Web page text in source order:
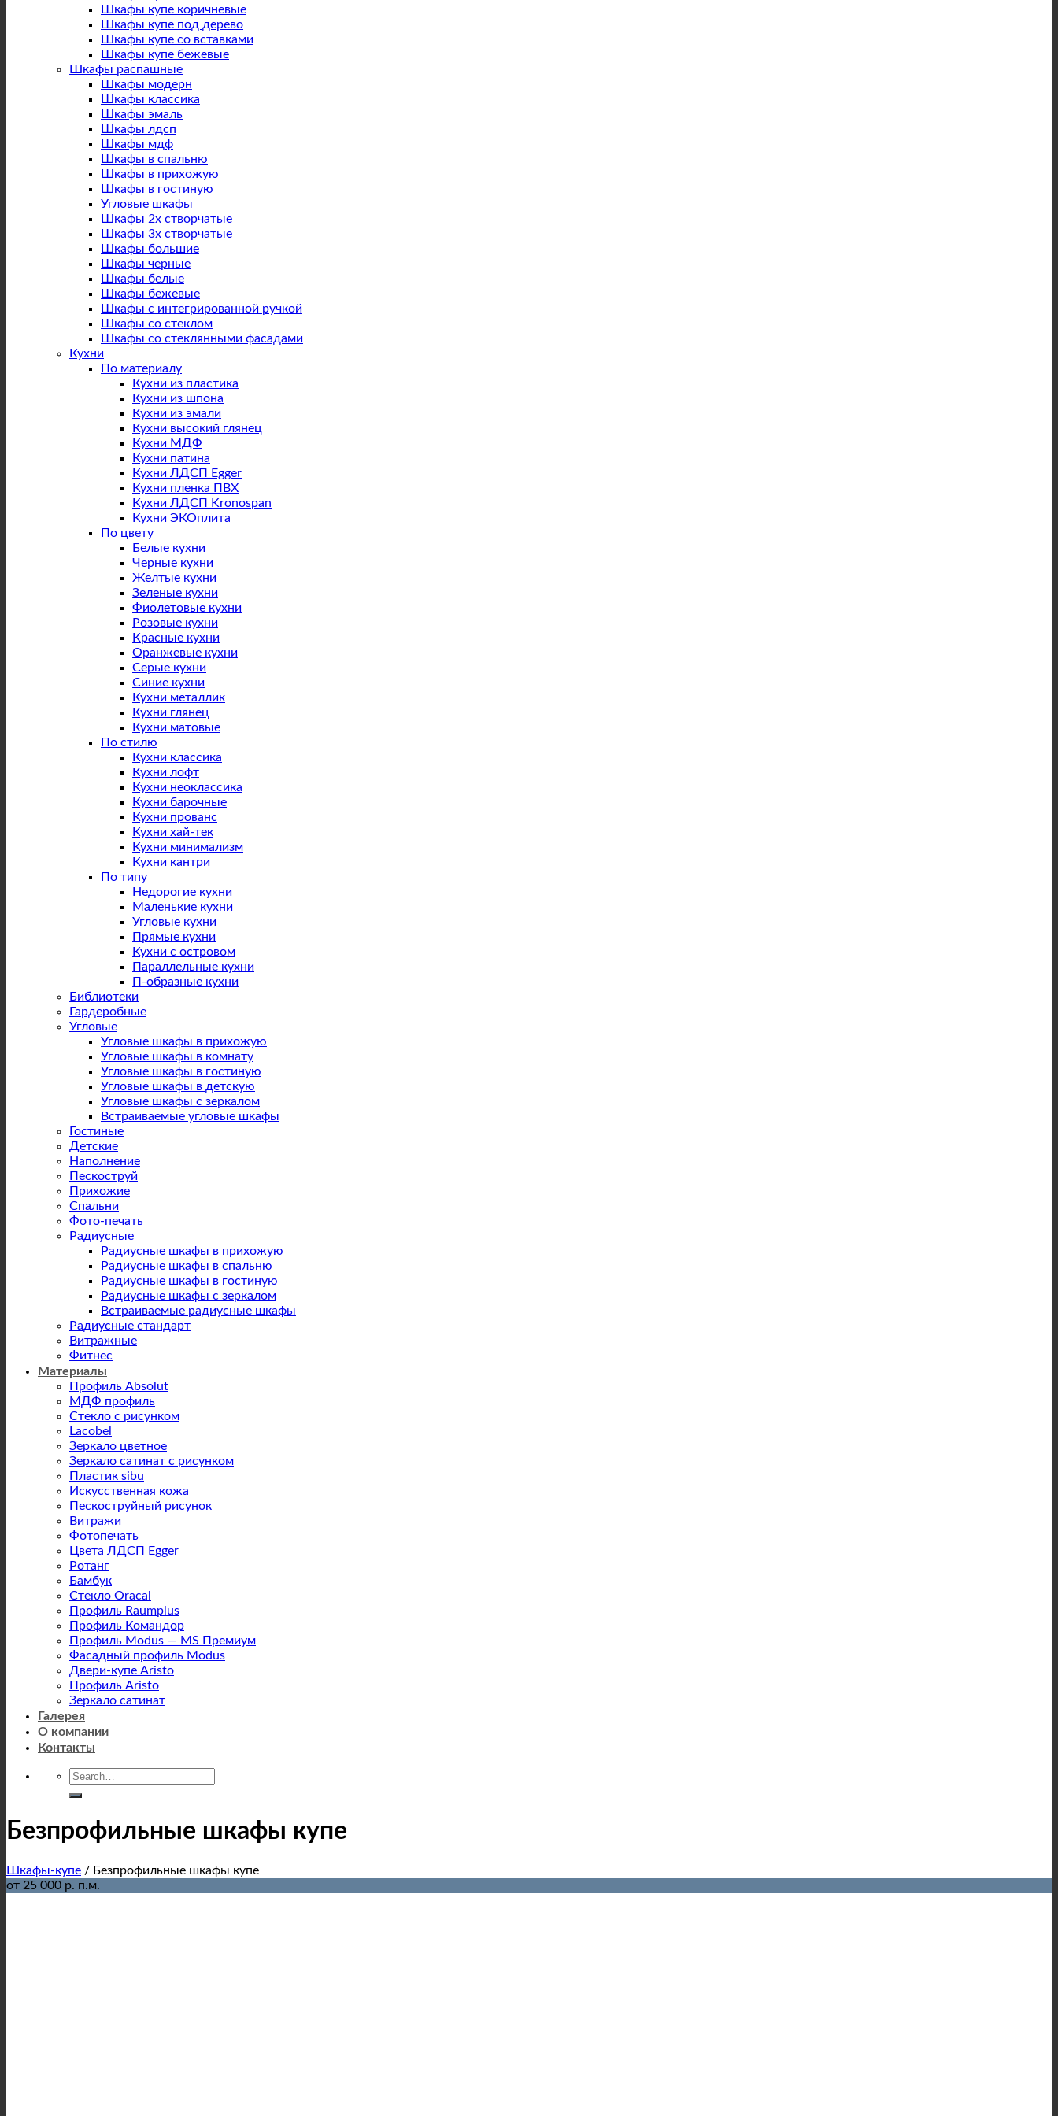
Шкафы купе коричневые
Шкафы купе под дерево
Шкафы купе со вставками
Шкафы купе бежевые
Шкафы распашные
Шкафы модерн
Шкафы классика
Шкафы эмаль
Шкафы лдсп
Шкафы мдф
Шкафы в спальню
Шкафы в прихожую
Шкафы в гостиную
Угловые шкафы
Шкафы 2х створчатые
Шкафы 3х створчатые
Шкафы большие
Шкафы черные
Шкафы белые
Шкафы бежевые
Шкафы с интегрированной ручкой
Шкафы со стеклом
Шкафы со стеклянными фасадами
Кухни
По материалу
Кухни из пластика
Кухни из шпона
Кухни из эмали
Кухни высокий глянец
Кухни МДФ
Кухни патина
Кухни ЛДСП Egger
Кухни пленка ПВХ
Кухни ЛДСП Kronospan
Кухни ЭКОплита
По цвету
Белые кухни
Черные кухни
Желтые кухни
Зеленые кухни
Фиолетовые кухни
Розовые кухни
Красные кухни
Оранжевые кухни
Серые кухни
Синие кухни
Кухни металлик
Кухни глянец
Кухни матовые
По стилю
Кухни классика
Кухни лофт
Кухни неоклассика
Кухни барочные
Кухни прованс
Кухни хай-тек
Кухни минимализм
Кухни кантри
По типу
Недорогие кухни
Маленькие кухни
Угловые кухни
Прямые кухни
Кухни с островом
Параллельные кухни
П-образные кухни
Библиотеки
Гардеробные
Угловые
Угловые шкафы в прихожую
Угловые шкафы в комнату
Угловые шкафы в гостиную
Угловые шкафы в детскую
Угловые шкафы с зеркалом
Встраиваемые угловые шкафы
Гостиные
Детские
Наполнение
Пескоструй
Прихожие
Спальни
Фото-печать
Радиусные
Радиусные шкафы в прихожую
Радиусные шкафы в спальню
Радиусные шкафы в гостиную
Радиусные шкафы с зеркалом
Встраиваемые радиусные шкафы
Радиусные стандарт
Витражные
Фитнес
Материалы
Профиль Absolut
МДФ профиль
Стекло с рисунком
Lacobel
Зеркало цветное
Зеркало сатинат с рисунком
Пластик sibu
Искусственная кожа
Пескоструйный рисунок
Витражи
Фотопечать
Цвета ЛДСП Egger
Ротанг
Бамбук
Стекло Oracal
Профиль Raumplus
Профиль Командор
Профиль Modus — MS Премиум
Фасадный профиль Modus
Двери-купе Aristo
Профиль Aristo
Зеркало сатинат
Галерея
О компании
Контакты
Безпрофильные шкафы купе
Шкафы-купе / Безпрофильные шкафы купе
от 25 000 р. п.м.